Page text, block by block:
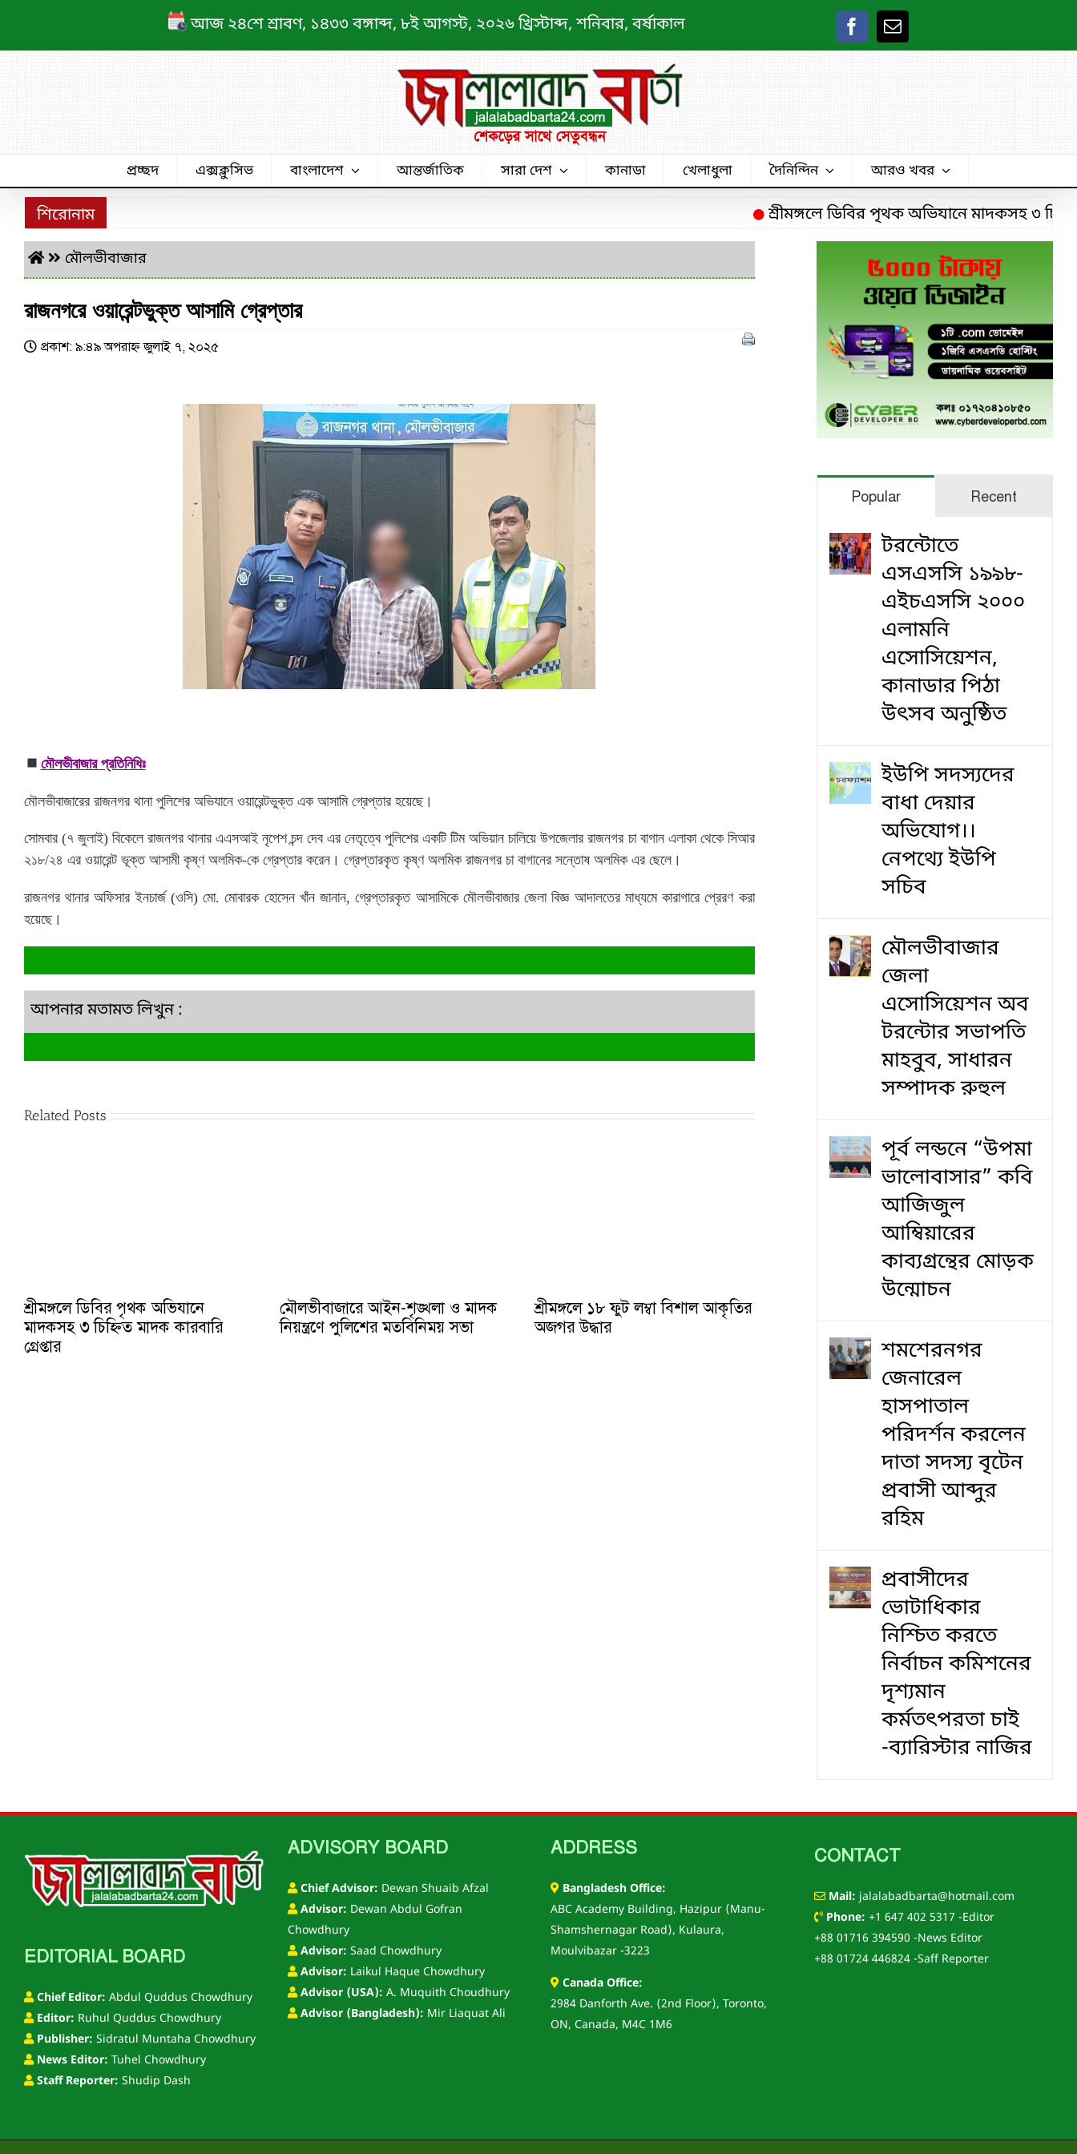
আজ ২৪শে শ্রাবণ, ১৪৩৩ বঙ্গাব্দ, ৮ই আগস্ট, ২০২৬ খ্রিস্টাব্দ, শনিবার, বর্ষাকাল
প্রচ্ছদ এক্সক্লুসিভ বাংলাদেশ আন্তর্জাতিক সারা দেশ কানাডা খেলাধুলা দৈনিন্দিন আরও খবর
শিরোনাম শ্রীমঙ্গলে ডিবির পৃথক অভিযানে মাদকসহ ৩ চিহ্নিত
মৌলভীবাজার
রাজনগরে ওয়ারেন্টভুক্ত আসামি গ্রেপ্তার
প্রকাশ: ৯:৪৯ অপরাহ্ণ জুলাই ৭, ২০২৫
মৌলভীবাজার প্রতিনিধিঃ
মৌলভীবাজারের রাজনগর থানা পুলিশের অভিযানে ওয়ারেন্টভুক্ত এক আসামি গ্রেপ্তার হয়েছে।
সোমবার (৭ জুলাই) বিকেলে রাজনগর থানার এএসআই নৃপেশ চন্দ দেব এর নেতৃত্বে পুলিশের একটি টিম অভিয়ান চালিয়ে উপজেলার রাজনগর চা বাগান এলাকা থেকে সিআর
২১৮/২৪ এর ওয়ারেন্ট ভূক্ত আসামী কৃষ্ণ অলমিক-কে গ্রেপ্তার করেন। গ্রেপ্তারকৃত কৃষ্ণ অলমিক রাজনগর চা বাগানের সন্তোষ অলমিক এর ছেলে।
রাজনগর থানার অফিসার ইনচার্জ (ওসি) মো. মোবারক হোসেন খাঁন জানান, গ্রেপ্তারকৃত আসামিকে মৌলভীবাজার জেলা বিজ্ঞ আদালতের মাধ্যমে কারাগারে প্রেরণ করা
হয়েছে।
আপনার মতামত লিখুন :
Related Posts
শ্রীমঙ্গলে ডিবির পৃথক অভিযানে
মাদকসহ ৩ চিহ্নিত মাদক কারবারি
গ্রেপ্তার
মৌলভীবাজারে আইন-শৃঙ্খলা ও মাদক
নিয়ন্ত্রণে পুলিশের মতবিনিময় সভা
শ্রীমঙ্গলে ১৮ ফুট লম্বা বিশাল আকৃতির
অজগর উদ্ধার
Popular Recent
টরন্টোতে
এসএসসি ১৯৯৮-
এইচএসসি ২০০০
এলামনি
এসোসিয়েশন,
কানাডার পিঠা
উৎসব অনুষ্ঠিত
ইউপি সদস্যদের
বাধা দেয়ার
অভিযোগ।।
নেপথ্যে ইউপি
সচিব
মৌলভীবাজার
জেলা
এসোসিয়েশন অব
টরন্টোর সভাপতি
মাহবুব, সাধারন
সম্পাদক রুহুল
পূর্ব লন্ডনে “উপমা
ভালোবাসার” কবি
আজিজুল
আম্বিয়ারের
কাব্যগ্রন্থের মোড়ক
উন্মোচন
শমশেরনগর
জেনারেল
হাসপাতাল
পরিদর্শন করলেন
দাতা সদস্য বৃটেন
প্রবাসী আব্দুর
রহিম
প্রবাসীদের
ভোটাধিকার
নিশ্চিত করতে
নির্বাচন কমিশনের
দৃশ‍্যমান
কর্মতৎপরতা চাই
-ব্যারিস্টার নাজির
EDITORIAL BOARD
Chief Editor: Abdul Quddus Chowdhury
Editor: Ruhul Quddus Chowdhury
Publisher: Sidratul Muntaha Chowdhury
News Editor: Tuhel Chowdhury
Staff Reporter: Shudip Dash
ADVISORY BOARD
Chief Advisor: Dewan Shuaib Afzal
Advisor: Dewan Abdul Gofran
Chowdhury
Advisor: Saad Chowdhury
Advisor: Laikul Haque Chowdhury
Advisor (USA): A. Muquith Choudhury
Advisor (Bangladesh): Mir Liaquat Ali
ADDRESS
Bangladesh Office:
ABC Academy Building, Hazipur (Manu-
Shamshernagar Road), Kulaura,
Moulvibazar -3223
Canada Office:
2984 Danforth Ave. (2nd Floor), Toronto,
ON, Canada, M4C 1M6
CONTACT
Mail: jalalabadbarta@hotmail.com
Phone: +1 647 402 5317 -Editor
+88 01716 394590 -News Editor
+88 01724 446824 -Saff Reporter